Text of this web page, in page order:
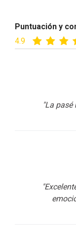
Puntuación y
4.9
"La pasé